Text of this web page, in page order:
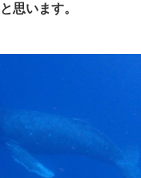
思います。